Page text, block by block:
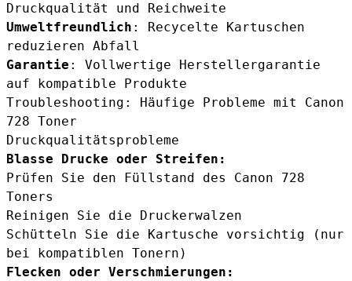
Druckqualität und Reichweite
Umweltfreundlich : Recycelte Kartuschen
reduzieren Abfall
Garantie : Vollwertige Herstellergarantie
auf kompatible Produkte
Troubleshooting: Häufige Probleme mit Canon
728 Toner
Druckqualitätsprobleme
Blasse Drucke oder Streifen:
Prüfen Sie den Füllstand des Canon 728
Toners
Reinigen Sie die Druckerwalzen
Schütteln Sie die Kartusche vorsichtig (nur
bei kompatiblen Tonern)
Flecken oder Verschmierungen: